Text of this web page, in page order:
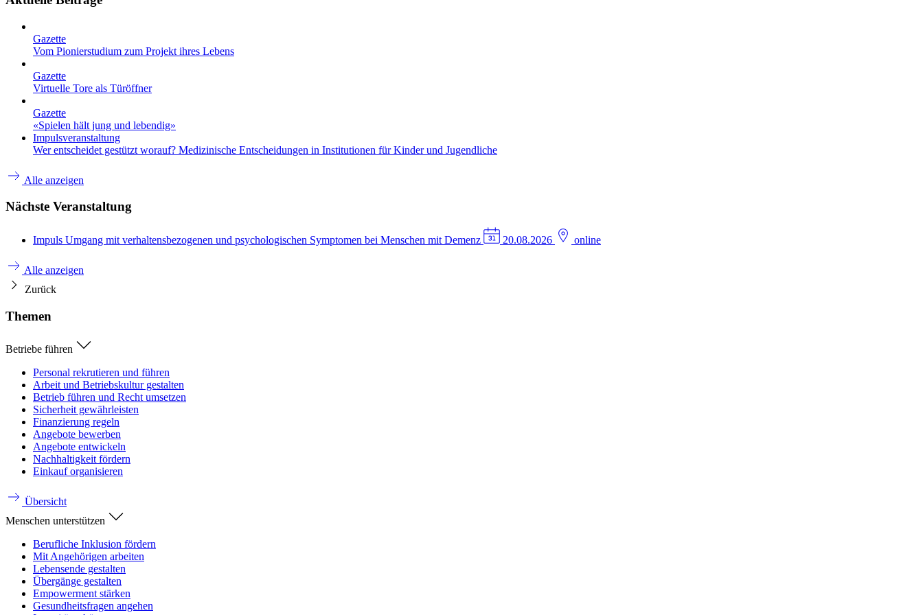
Gazette
Vom Pionierstudium zum Projekt ihres Lebens
Gazette
Virtuelle Tore als Türöffner
Gazette
«Spielen hält jung und lebendig»
Impulsveranstaltung
Wer entscheidet gestützt worauf? Medizinische Entscheidungen in Institutionen für Kinder und Jugendliche
Alle anzeigen
Nächste Veranstaltung
Impuls Umgang mit verhaltensbezogenen und psychologischen Symptomen bei Menschen mit Demenz 20.08.2026 online
Alle anzeigen
Zurück
Themen
Betriebe führen
Personal rekrutieren und führen
Arbeit und Betriebskultur gestalten
Betrieb führen und Recht umsetzen
Sicherheit gewährleisten
Finanzierung regeln
Angebote bewerben
Angebote entwickeln
Nachhaltigkeit fördern
Einkauf organisieren
Übersicht
Menschen unterstützen
Berufliche Inklusion fördern
Mit Angehörigen arbeiten
Lebensende gestalten
Übergänge gestalten
Empowerment stärken
Gesundheitsfragen angehen